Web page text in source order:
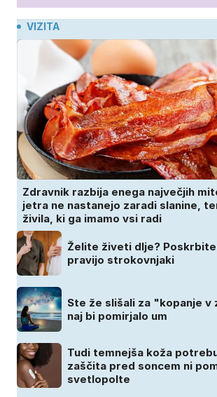
VIZITA
Zdravnik razbija enega največjih
jetra ne nastanejo zaradi slanine,
živila, ki ga imamo vsi radi
Želite živeti dlje?
pravijo strokovnjaki
Ste že slišali za "kopanje v
naj bi pomirjalo um
Tudi temnejša koža
zaščita pred soncem ni
svetlopolte